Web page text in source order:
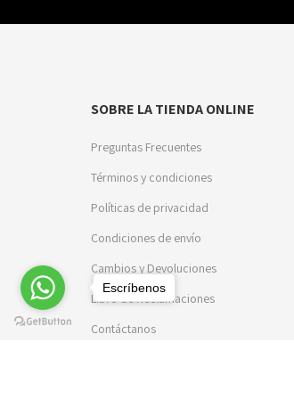
SOBRE LA TIENDA ONLINE
Preguntas Frecuentes
Términos y condiciones
Políticas de privacidad
Condiciones de envío
Cambios y Devoluciones
Libro de Reclamaciones
Contáctanos
Escríbenos